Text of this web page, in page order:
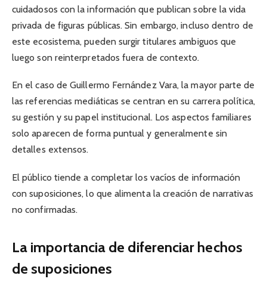
cuidadosos con la información que publican sobre la vida
privada de figuras públicas. Sin embargo, incluso dentro de
este ecosistema, pueden surgir titulares ambiguos que
luego son reinterpretados fuera de contexto.
En el caso de Guillermo Fernández Vara, la mayor parte de
las referencias mediáticas se centran en su carrera política,
su gestión y su papel institucional. Los aspectos familiares
solo aparecen de forma puntual y generalmente sin
detalles extensos.
El público tiende a completar los vacíos de información
con suposiciones, lo que alimenta la creación de narrativas
no confirmadas.
La importancia de diferenciar hechos
de suposiciones